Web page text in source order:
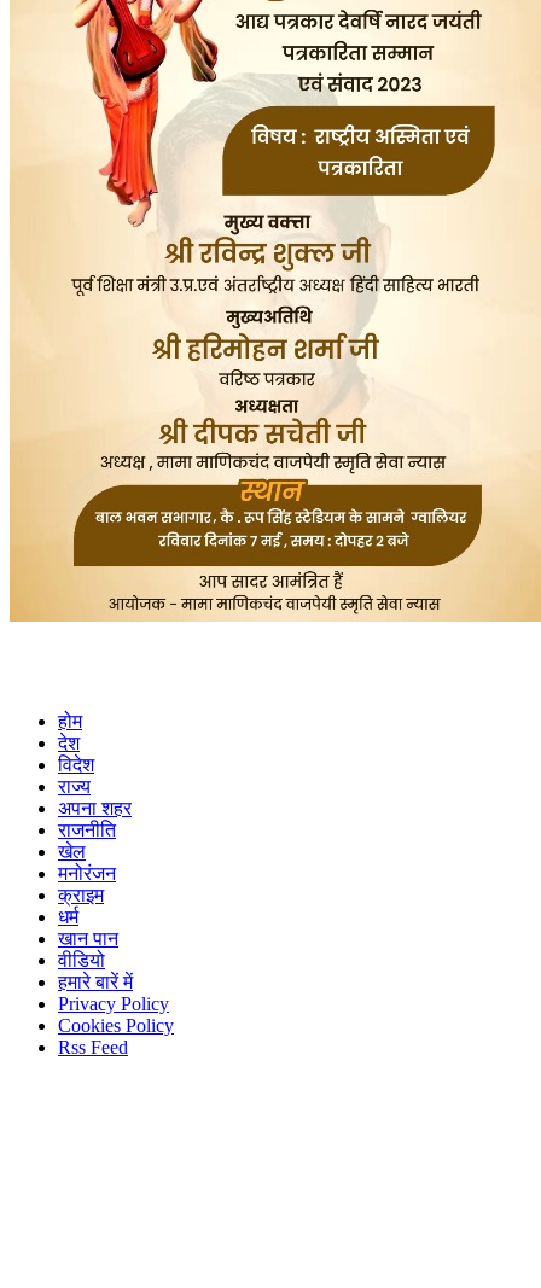
होम
देश
विदेश
राज्य
अपना शहर
राजनीति
खेल
मनोरंजन
क्राइम
धर्म
खान पान
वीडियो
हमारे बारें में
Privacy Policy
Cookies Policy
Rss Feed